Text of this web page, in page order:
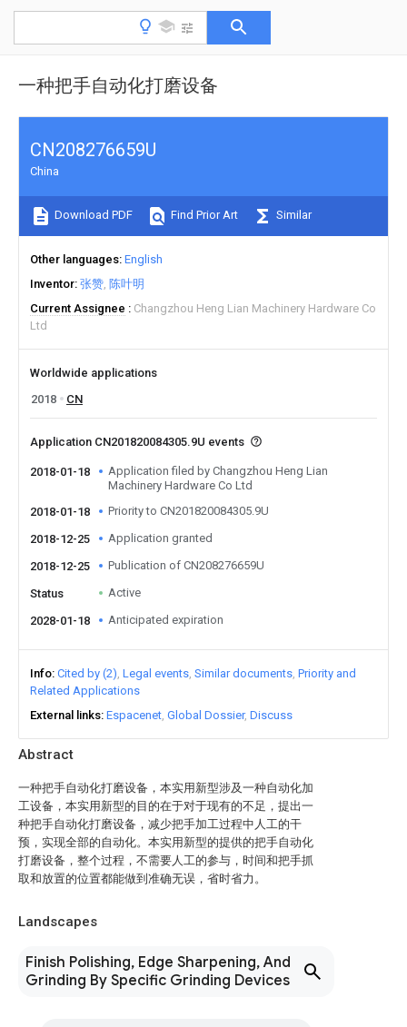
一种把手自动化打磨设备
Abstract
一种把手自动化打磨设备，本实用新型涉及一种自动化加
工设备，本实用新型的目的在于对于现有的不足，提出一
种把手自动化打磨设备，减少把手加工过程中人工的干
预，实现全部的自动化。本实用新型的提供的把手自动化
打磨设备，整个过程，不需要人工的参与，时间和把手抓
取和放置的位置都能做到准确无误，省时省力。
Landscapes
Finish Polishing, Edge Sharpening, And
Grinding By Specific Grinding Devices
CN208276659U
China
Download PDF Find Prior Art Similar
Other languages English
Inventor 张赞 陈叶明
Current Assignee
Changzhou Heng Lian Machinery Hardware Co
Ltd
Worldwide applications
2018
CN
Application CN201820084305.9U events
2018-01-18
Application filed by Changzhou Heng Lian
Machinery Hardware Co Ltd
2018-01-18
Priority to CN201820084305.9U
2018-12-25 Application granted
2018-12-25 Publication of CN208276659U
Status Active
2028-01-18 Anticipated expiration
Info Cited by (2) Legal events Similar documents Priority and
Related Applications
External links Espacenet Global Dossier Discuss